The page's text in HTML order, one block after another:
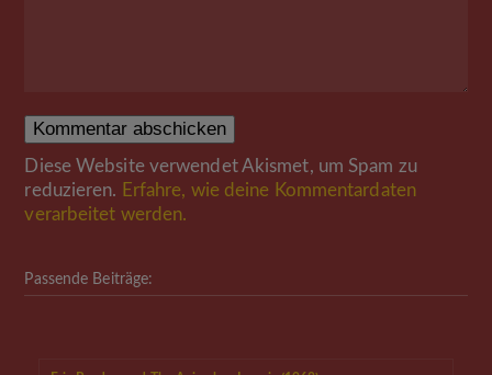
Diese Website verwendet Akismet, um Spam zu
reduzieren. Erfahre, wie deine Kommentardaten
verarbeitet werden.
Passende Beiträge: